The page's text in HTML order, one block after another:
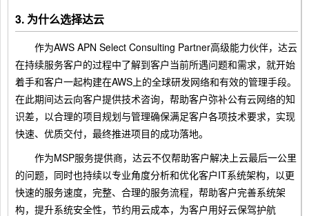
3. 为什么选择达云
作为AWS APN Select Consulting Partner高级能力伙伴，达云
在持续服务客户的过程中了解到客户当前所遇问题和需求，就开始
着手和客户一起构建在AWS上的全球研发网络和有效的管理手段。
在此期间达云向客户提供技术咨询，帮助客户弥补公有云网络的知
识差，以合理的项目规划与管理确保满足客户各项技术要求，实现
快速、优质交付，最终推进项目的成功落地。
作为MSP服务提供商，达云不仅帮助客户解决上云最后一公里
的问题，同时也持续以专业角度分析和优化客户IT系统架构，以更
快速的服务速度，完整、合理的服务流程，帮助客户完善系统架
构，提升系统安全性，节约用云成本，为客户用好云保驾护航